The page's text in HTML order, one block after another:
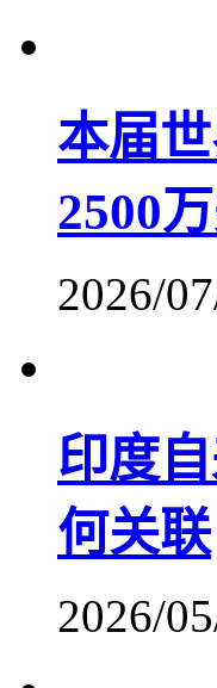
本届
2500
2026/
印度
何关联
2026/